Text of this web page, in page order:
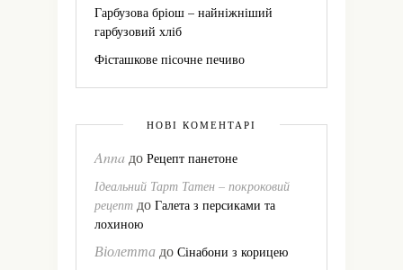
Гарбузова бріош – найніжніший
гарбузовий хліб
Фісташкове пісочне печиво
НОВІ КОМЕНТАРІ
Annaдо Рецепт панетоне
Ідеальний Тарт Татен – покроковий
рецепт до Галета з персиками та
лохиною
Віолеттадо Сінабони з корицею